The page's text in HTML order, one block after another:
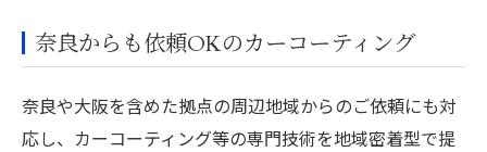
奈良からも依頼OKのカーコーティング
奈良や大阪を含めた拠点の周辺地域からのご依頼にも対
応し、カーコーティング等の専門技術を地域密着型で提